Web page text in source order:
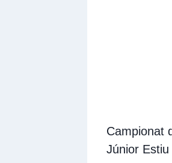
Campionat
Júnior Estiu